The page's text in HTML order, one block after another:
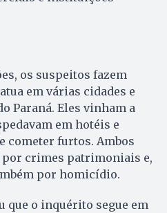
os suspeitos fazem
em várias cidades e
Paraná. Eles vinham a
em hotéis e
cometer furtos. Ambos
crimes patrimoniais e,
por homicídio.
o inquérito segue em